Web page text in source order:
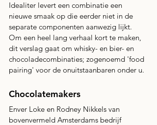
Idealiter levert een combinatie een
nieuwe smaak op die eerder niet in de
separate componenten aanwezig lijkt.
Om een heel lang verhaal kort te maken,
dit verslag gaat om whisky- en bier- en
chocoladecombinaties; zogenoemd 'food
pairing' voor de onuitstaanbaren onder u.
Chocolatemakers
Enver Loke en Rodney Nikkels van
bovenvermeld Amsterdams bedrijf